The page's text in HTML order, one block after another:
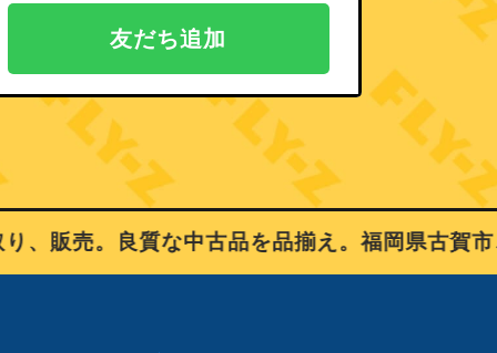
友だち追加
。良質な中古品を品揃え。福岡県古賀